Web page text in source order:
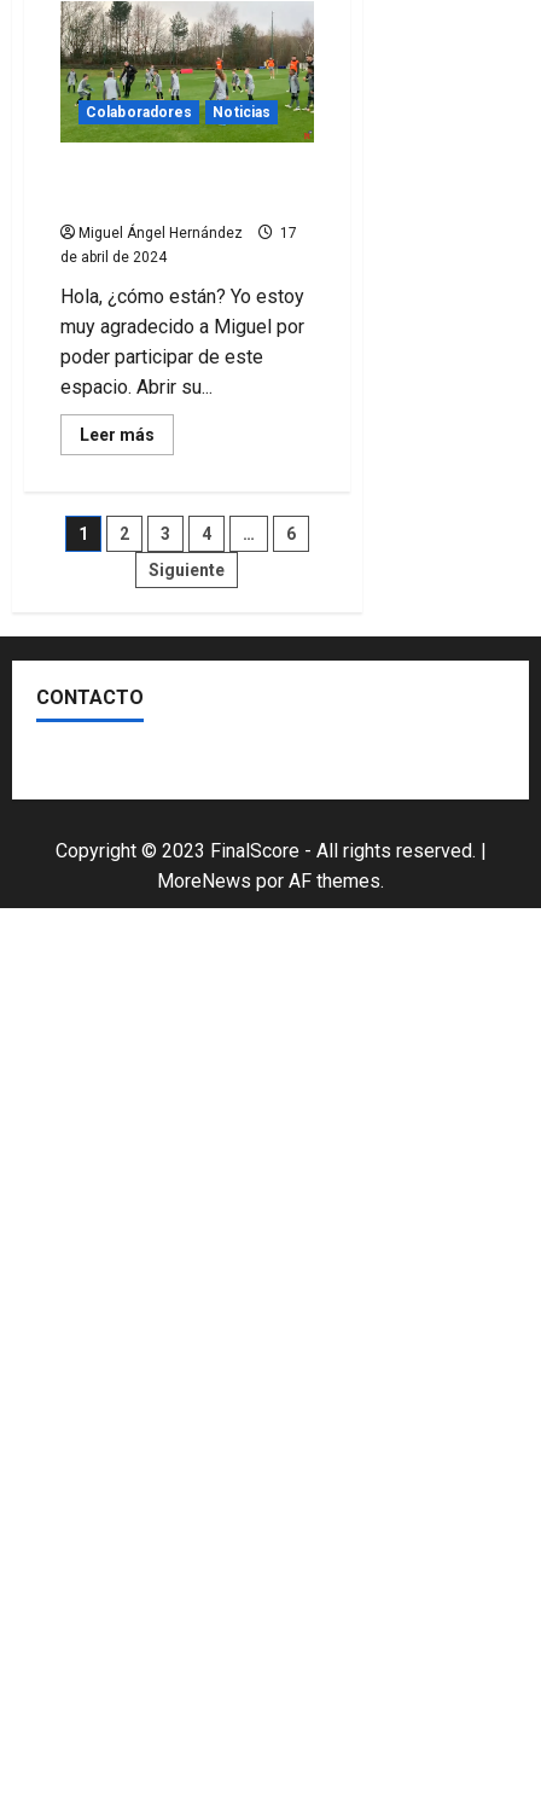
Es
la
hora
de
dar
el
salto.
Los
retos
Colaboradores Noticias
Miguel Ángel Hernández
17
de abril de 2024
Hola, ¿cómo están? Yo estoy
muy agradecido a Miguel por
poder participar de este
espacio. Abrir su...
Leer más
más
puede
hacer
algo
para
retener
jugadores?
Paginación
entradas
1 2 3 4 …
6
Siguiente
CONTACTO
Copyright © 2023 FinalScore - All rights reserved. |
MoreNews por AF themes.